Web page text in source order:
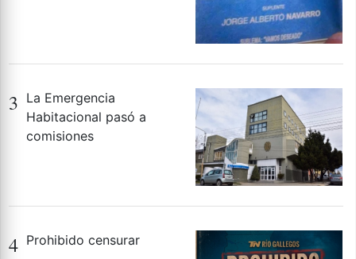
3 La Emergencia
Habitacional pasó a
comisiones
4 Prohibido censurar